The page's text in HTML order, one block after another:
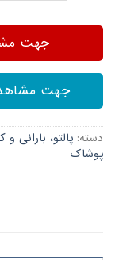
جهت
جهت
دسته: پالتو، بارانی و
پوشاک